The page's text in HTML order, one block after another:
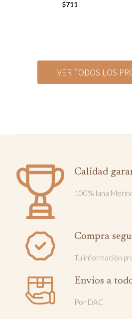
$711
VER TODOS LOS
Calidad
100% lana
Compra
Tu información
Envios a
Por DAC